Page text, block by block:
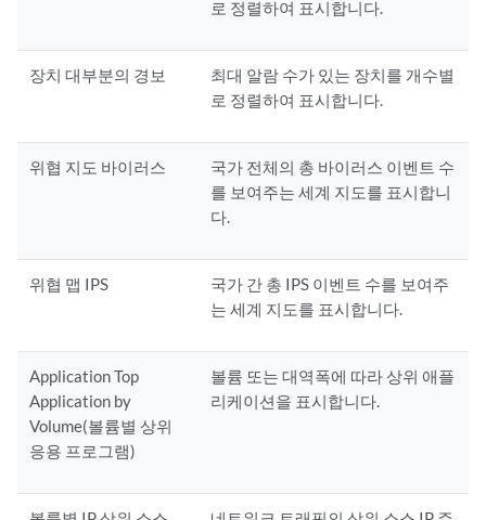
로 정렬하여 표시합니다.
장치 대부분의 경보
최대 알람 수가 있는 장치를 개수별
로 정렬하여 표시합니다.
위협 지도 바이러스
국가 전체의 총 바이러스 이벤트 수
를 보여주는 세계 지도를 표시합니
다.
위협 맵 IPS
국가 간 총 IPS 이벤트 수를 보여주
는 세계 지도를 표시합니다.
Application Top
Application by
Volume(볼륨별 상위
응용 프로그램)
볼륨 또는 대역폭에 따라 상위 애플
리케이션을 표시합니다.